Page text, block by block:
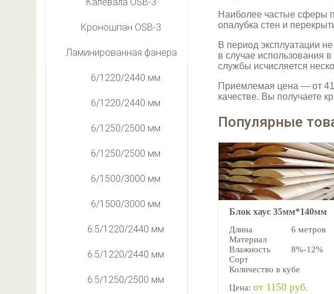
Кроношпан OSB-3
Ламинированная фанера
6/1220/2440 мм
6/1220/2440 мм
6/1250/2500 мм
6/1250/2500 мм
6/1500/3000 мм
6/1500/3000 мм
6.5/1220/2440 мм
6.5/1220/2440 мм
6.5/1250/2500 мм
Наиболее частые сферы
опалубка стен и
В период эксплуатации
в случае использования
службы исчисляется
Приемлемая цена — от
качестве. Вы получаете
Популярные
Блок хаус 35мм*140мм
Длина
6 метров
Материал
Влажность
8%-12%
Сорт
Количество в кубе
Цена: от 1150 руб.